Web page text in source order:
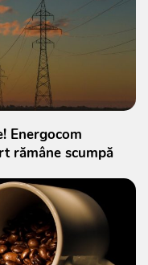
Energocom
rămâne scumpă